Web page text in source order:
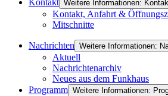
Kontakt Weitere Informationen:
Kontakt, Anfahrt &
Mitschnitte
Nachrichten Weitere Informationen:
Aktuell
Nachrichtenarchiv
Neues aus dem Funkhaus
Programm Weitere Informationen: